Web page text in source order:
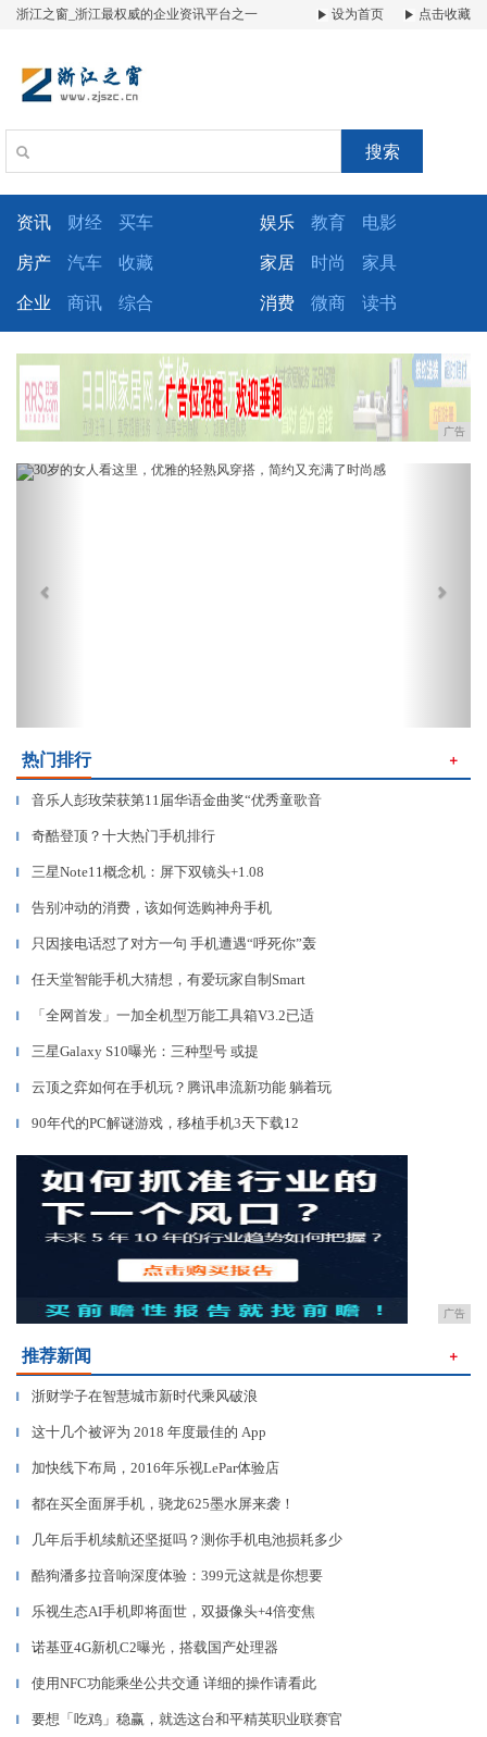
浙江之窗_浙江最权威的企业资讯平台之一 设为首页 点击收藏
搜索
资讯 财经 买车 娱乐 教育 电影
房产 汽车 收藏 家居 时尚 家具
企业 商讯 综合 消费 微商 读书
广告
Previous
热门排行 ＋
▎ 音乐人彭玫荣获第11届华语金曲奖“优秀童歌音
▎ 奇酷登顶？十大热门手机排行
▎ 三星Note11概念机：屏下双镜头+1.08
▎ 告别冲动的消费，该如何选购神舟手机
▎ 只因接电话怼了对方一句 手机遭遇“呼死你”轰
▎ 任天堂智能手机大猜想，有爱玩家自制Smart
▎ 「全网首发」一加全机型万能工具箱V3.2已适
▎ 三星Galaxy S10曝光：三种型号 或提
▎ 云顶之弈如何在手机玩？腾讯串流新功能 躺着玩
▎ 90年代的PC解谜游戏，移植手机3天下载12
广告
推荐新闻 ＋
▎ 浙财学子在智慧城市新时代乘风破浪
▎ 这十几个被评为 2018 年度最佳的 App
▎ 加快线下布局，2016年乐视LePar体验店
▎ 都在买全面屏手机，骁龙625墨水屏来袭！
▎ 几年后手机续航还坚挺吗？测你手机电池损耗多少
▎ 酷狗潘多拉音响深度体验：399元这就是你想要
▎ 乐视生态AI手机即将面世，双摄像头+4倍变焦
▎ 诺基亚4G新机C2曝光，搭载国产处理器
▎ 使用NFC功能乘坐公共交通 详细的操作请看此
▎ 要想「吃鸡」稳赢，就选这台和平精英职业联赛官